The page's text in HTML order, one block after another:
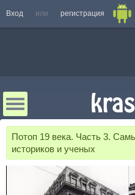
Вход или регистрация
Потоп 19 века. Часть 3.
историков и ученых